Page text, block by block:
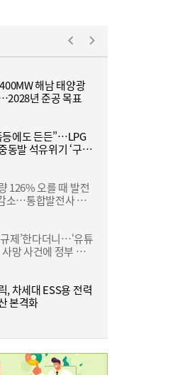
카드, ‘유스클럽 체크
해남 태양광
년 준공 목표
등에도 든든”…LPG
동발 석유위기 ‘구원
126% 오를 때 발전
소…통합발전사 출
제’한다더니…‘유튜
사망 사건에 정부 대
, 차세대 ESS용 전력
본격화